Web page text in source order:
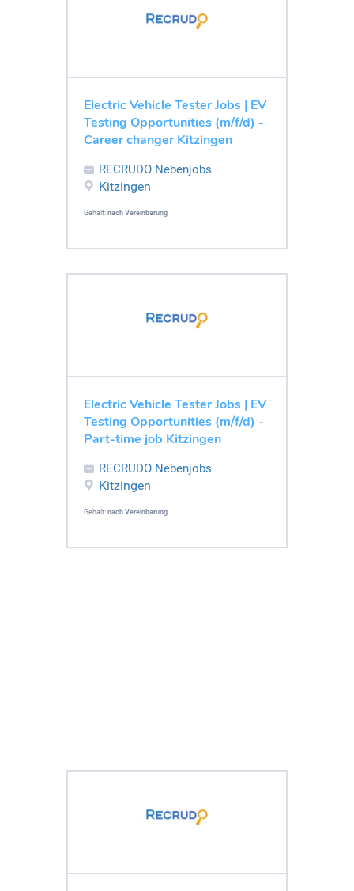
Electric Vehicle Tester Jobs | EV
Testing Opportunities (m/f/d) -
Career changer Kitzingen
RECRUDO Nebenjobs
Kitzingen
Gehalt: nach Vereinbarung
Electric Vehicle Tester Jobs | EV
Testing Opportunities (m/f/d) -
Part-time job Kitzingen
RECRUDO Nebenjobs
Kitzingen
Gehalt: nach Vereinbarung